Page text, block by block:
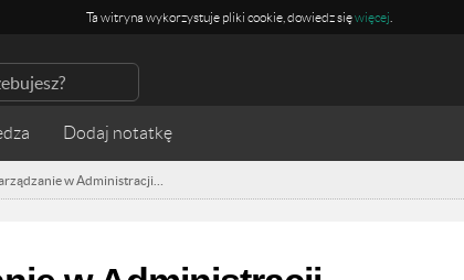
Ta witryna wykorzystuje pliki cookie, dowiedz sięwięcej
w Administracji…